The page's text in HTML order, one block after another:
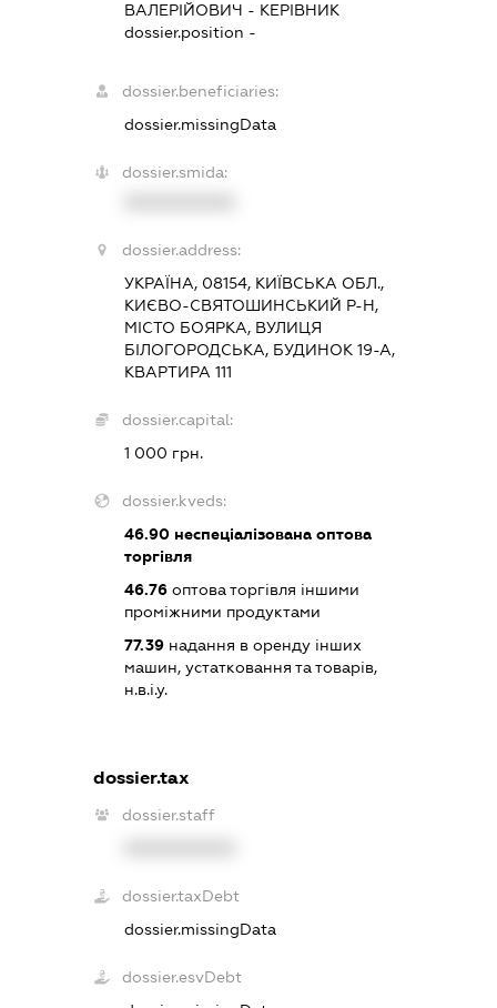
ВАЛЕРІЙОВИЧ - КЕРІВНИК
dossier.position -
dossier.beneficiaries:
dossier.missingData
dossier.smida:
dossier.address:
УКРАЇНА, 08154, КИЇВСЬКА ОБЛ.,
КИЄВО-СВЯТОШИНСЬКИЙ Р-Н,
МІСТО БОЯРКА, ВУЛИЦЯ
БІЛОГОРОДСЬКА, БУДИНОК 19-А,
КВАРТИРА 111
dossier.capital:
1 000 грн.
dossier.kveds:
46.90 неспеціалізована оптова
торгівля
46.76 оптова торгівля іншими
проміжними продуктами
77.39 надання в оренду інших
машин, устатковання та товарів,
н.в.і.у.
dossier.tax
dossier.staff
dossier.taxDebt
dossier.missingData
dossier.esvDebt